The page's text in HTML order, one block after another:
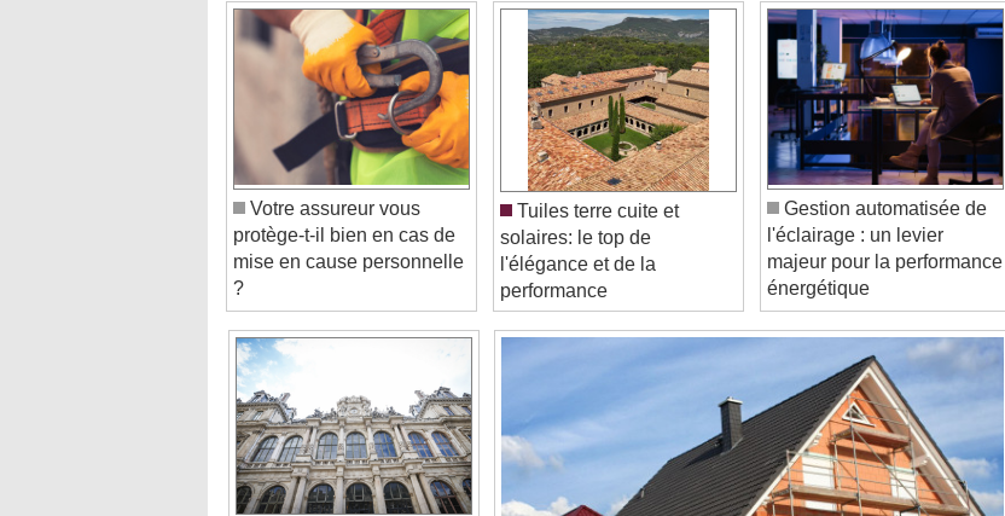
Votre assureur vous
protège-t-il bien en cas de
mise en cause personnelle
?
Tuiles terre cuite et
solaires: le top de
l'élégance et de la
performance
Gestion automatisée de
l'éclairage : un levier
majeur pour la performance
énergétique
Je m’inscris à EnerJ-